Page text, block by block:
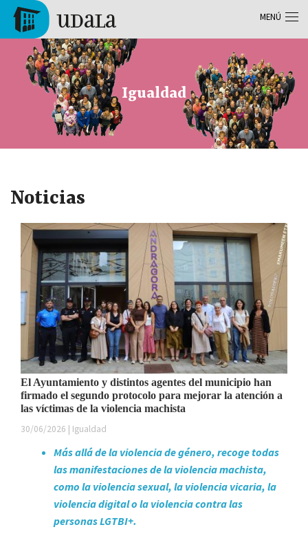
Pasar al contenido principal
Tolosa
Igualdad
Noticias
El Ayuntamiento y distintos agentes del municipio han
firmado el segundo protocolo para mejorar la atención a
las víctimas de la violencia machista
30/06/2026 | Igualdad
Más allá de la violencia de género, recoge todas
las manifestaciones de la violencia machista,
como la violencia sexual, la violencia vicaria, la
violencia digital o la violencia contra las
personas LGTBI+.
MENÚ